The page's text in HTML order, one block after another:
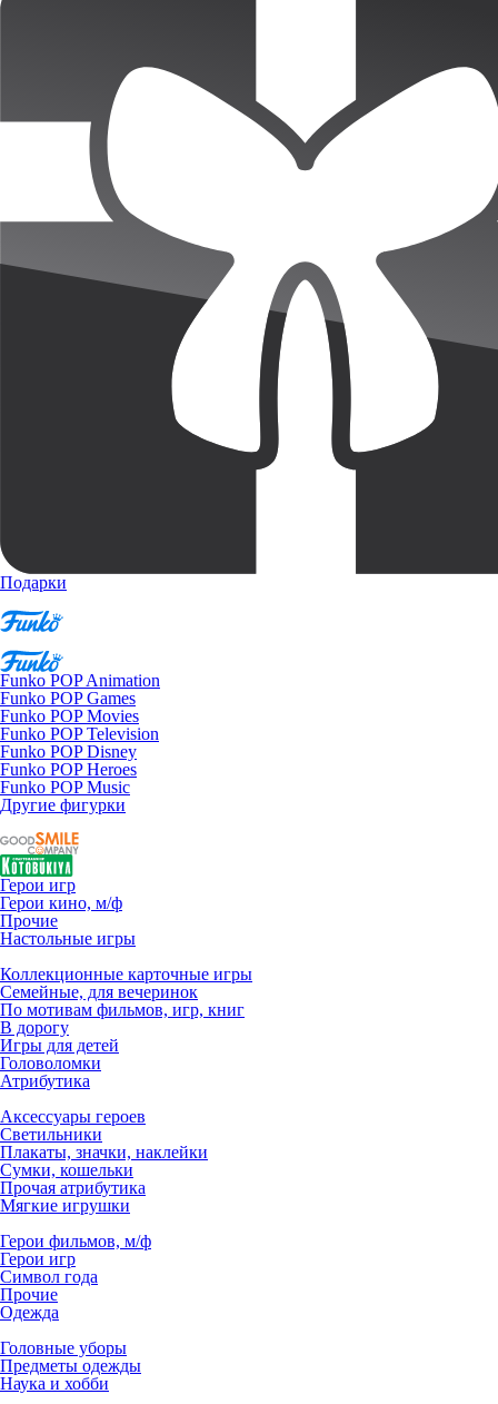
Подарки
Funko POP Animation
Funko POP Games
Funko POP Movies
Funko POP Television
Funko POP Disney
Funko POP Heroes
Funko POP Music
Другие фигурки
Герои игр
Герои кино, м/ф
Прочие
Настольные игры
Коллекционные карточные игры
Семейные, для вечеринок
По мотивам фильмов, игр, книг
В дорогу
Игры для детей
Головоломки
Атрибутика
Аксессуары героев
Светильники
Плакаты, значки, наклейки
Сумки, кошельки
Прочая атрибутика
Мягкие игрушки
Герои фильмов, м/ф
Герои игр
Символ года
Прочие
Одежда
Головные уборы
Предметы одежды
Наука и хобби